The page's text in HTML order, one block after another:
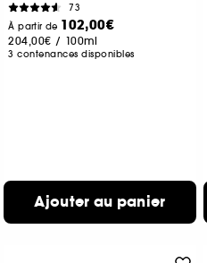
73
À partir de 102,00€
204,00€ / 100ml
3 contenances disponibles
Ajouter au panier